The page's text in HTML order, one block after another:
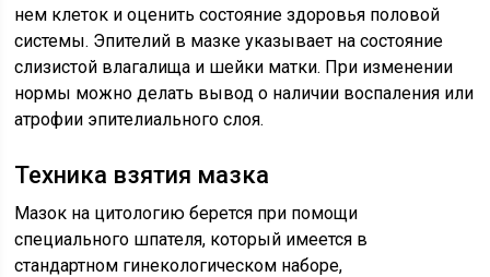
нем клеток и оценить состояние здоровья половой
системы. Эпителий в мазке указывает на состояние
слизистой влагалища и шейки матки. При изменении
нормы можно делать вывод о наличии воспаления или
атрофии эпителиального слоя.
Техника взятия мазка
Мазок на цитологию берется при помощи
специального шпателя, который имеется в
стандартном гинекологическом наборе,